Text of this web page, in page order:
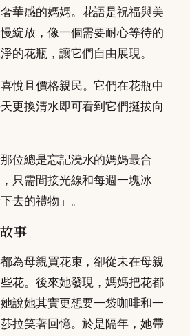
華感的媽媽。花語是祝福與美
綻放，像一個需要耐心等待的
的花瓶，讓它們自由展現。
悅且價格親民。它們在花瓶中
更換清水即可看到它們挺拔向
位總是忘記澆水的媽媽最合
只需間接光線和每週一塊冰
去的禮物」。
事
為母親買花束，卻從未在母親
花。後來她發現，媽媽把花都
說她其實更想要一袋咖啡和一
拉笑著回憶。於是隔年，她帶